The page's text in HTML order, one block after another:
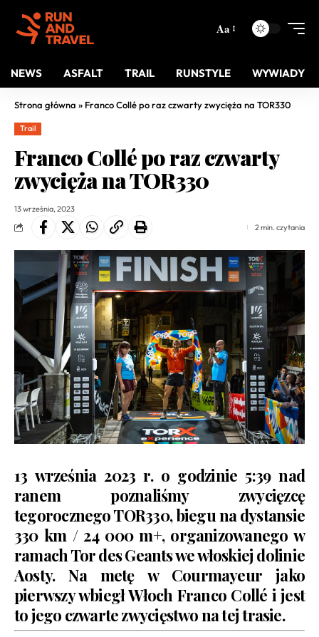
Aa
NEWS ASFALT TRAIL RUNSTYLE WYWIADY
Strona główna » Franco Collé po raz czwarty zwycięża na TOR330
Trail
Franco Collé po raz czwarty
zwycięża na TOR330
13 września, 2023
2 min. czytania
13 września 2023 r. o godzinie 5:39 nad
ranem poznaliśmy zwycięzcę
tegorocznego TOR330, biegu na dystansie
330 km / 24 000 m+, organizowanego w
ramach Tor des Geantswe włoskiej dolinie
Aosty. Na metę w Courmayeur jako
pierwszy wbiegł Włoch Franco Collé i jest
to jego czwarte zwycięstwo na tej trasie.